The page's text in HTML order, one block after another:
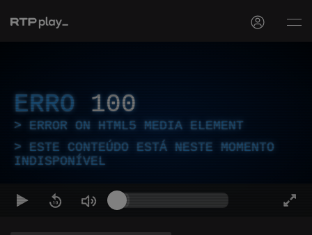
ERRO 100
ERROR ON HTML5 MEDIA ELEMENT
ESTE CONTEÚDO ESTÁ NESTE MOMENTO
INDISPONÍVEL